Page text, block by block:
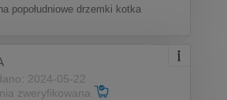
popołudniowe drzemki kotka
2024-05-22
zweryfikowana